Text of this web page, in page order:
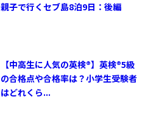
親子で行くセブ島8泊9日：後編
【中高生に人気の英検®︎】英検®︎5級
の合格点や合格率は？小学生受験者
はどれくら...